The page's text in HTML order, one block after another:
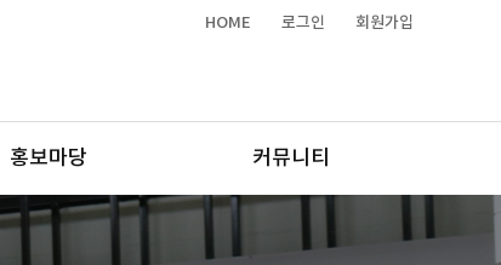
HOME 로그인 회원가입
홍보마당 커뮤니티